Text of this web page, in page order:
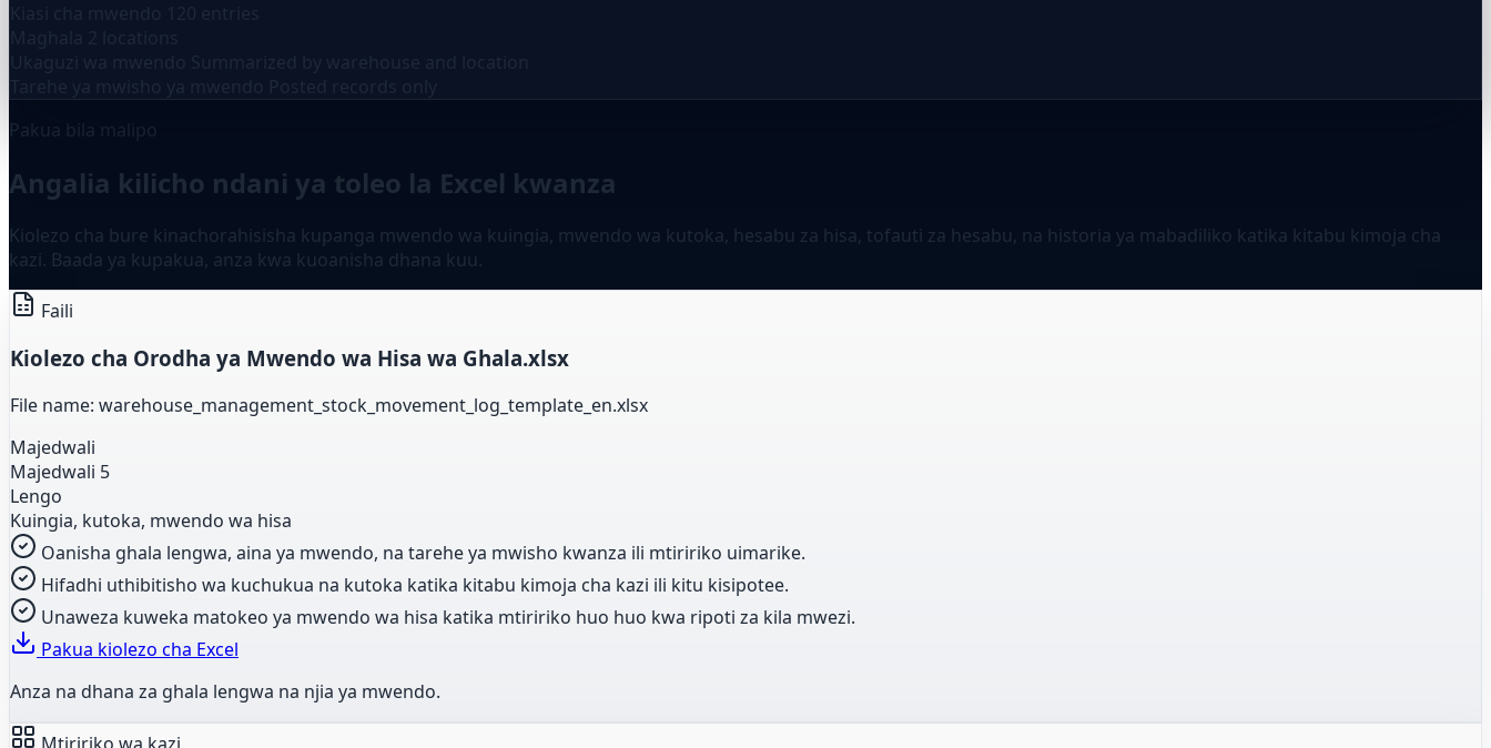
Kiasi cha mwendo
120 entries
Maghala 2 locations
Ukaguzi wa mwendo
Summarized by warehouse and location
Tarehe ya mwisho ya mwendo
Posted records only
Pakua bila malipo
Angalia kilicho ndani ya toleo la Excel kwanza
Kiolezo cha bure kinachorahisisha kupanga mwendo wa kuingia, mwendo wa kutoka, hesabu za hisa, tofauti za hesabu, na historia ya mabadiliko katika kitabu kimoja cha
kazi. Baada ya kupakua, anza kwa kuoanisha dhana kuu.
Faili
Kiolezo cha Orodha ya Mwendo wa Hisa wa Ghala.xlsx
File name: warehouse_management_stock_movement_log_template_en.xlsx
Majedwali
Majedwali 5
Lengo
Kuingia, kutoka, mwendo wa hisa
Oanisha ghala lengwa, aina ya mwendo, na tarehe ya mwisho kwanza ili mtiririko uimarike.
Hifadhi uthibitisho wa kuchukua na kutoka katika kitabu kimoja cha kazi ili kitu kisipotee.
Unaweza kuweka matokeo ya mwendo wa hisa katika mtiririko huo huo kwa ripoti za kila mwezi.
Pakua kiolezo cha Excel
Anza na dhana za ghala lengwa na njia ya mwendo.